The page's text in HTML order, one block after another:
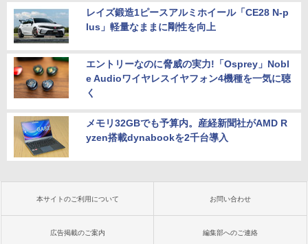
レイズ鍛造1ピースアルミホイール「CE28 N-p
lus」軽量なままに剛性を向上
エントリーなのに脅威の実力!「Osprey」Nobl
e Audioワイヤレスイヤフォン4機種を一気に聴
く
メモリ32GBでも予算内。産経新聞社がAMD R
yzen搭載dynabookを2千台導入
本サイトのご利用について お問い合わせ
広告掲載のご案内 編集部へのご連絡